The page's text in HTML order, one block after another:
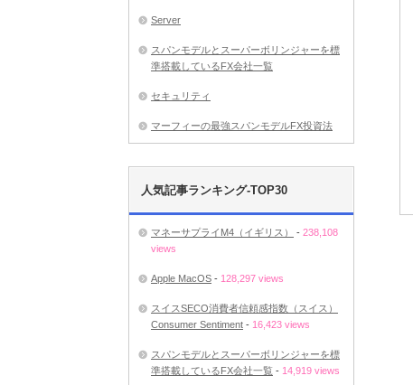
Server
スパンモデルとスーパーボリンジャーを標
準搭載しているFX会社一覧
セキュリティ
マーフィーの最強スパンモデルFX投資法
人気記事ランキング-TOP30
マネーサプライM4（イギリス） - 238,108
views
Apple MacOS - 128,297 views
スイスSECO消費者信頼感指数（スイス）
Consumer Sentiment - 16,423 views
スパンモデルとスーパーボリンジャーを標
準搭載しているFX会社一覧 - 14,919 views